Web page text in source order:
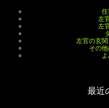
左
左
左官の玄
その
最近